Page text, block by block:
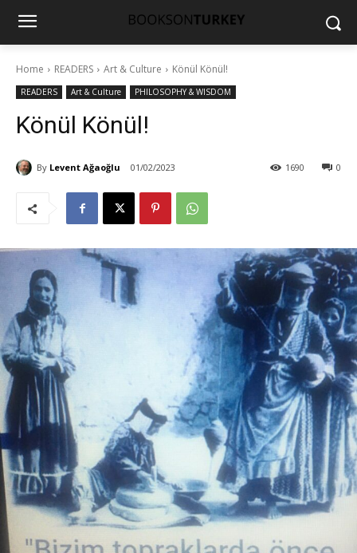
Home READERS Art & Culture Könül Könül!
READERS Art & Culture PHILOSOPHY & WISDOM
Könül Könül!
By Levent Ağaoğlu 01/02/2023 0
1690